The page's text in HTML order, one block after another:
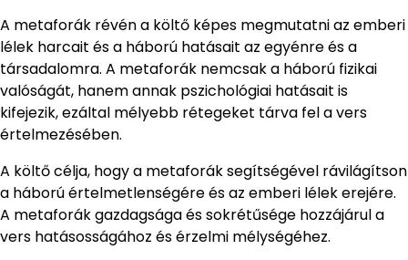
A metaforák révén a költő képes megmutatni az emberi
lélek harcait és a háború hatásait az egyénre és a
társadalomra. A metaforák nemcsak a háború fizikai
valóságát, hanem annak pszichológiai hatásait is
kifejezik, ezáltal mélyebb rétegeket tárva fel a vers
értelmezésében.
A költő célja, hogy a metaforák segítségével rávilágítson
a háború értelmetlenségére és az emberi lélek erejére.
A metaforák gazdagsága és sokrétűsége hozzájárul a
vers hatásosságához és érzelmi mélységéhez.